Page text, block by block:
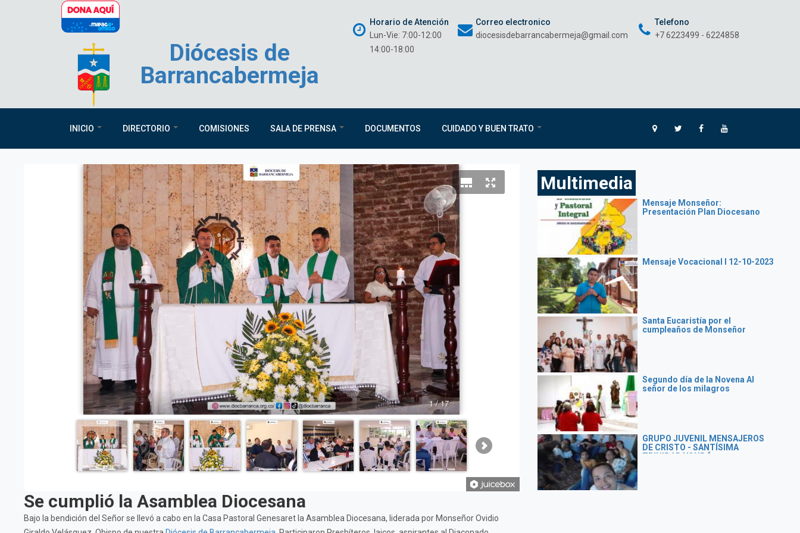
Pasar al contenido principal
Diócesis de
Barrancabermeja
Horario de Atención
Lun-Vie: 7:00-12:00
14:00-18:00
Correo electronico
diocesisdebarrancabermeja@gmail.com
Telefono
+7 6223499 - 6224858
INICIO DIRECTORIO COMISIONES SALA DE PRENSA DOCUMENTOS CUIDADO Y BUEN TRATO
Se cumplió la Asamblea Diocesana
Bajo la bendición del Señor se llevó a cabo en la Casa Pastoral Genesaret la Asamblea Diocesana, liderada por Monseñor Ovidio
Multimedia
Mensaje Monseñor:
Presentación Plan Diocesano
Mensaje Vocacional I 12-10-2023
Santa Eucaristía por el
cumpleaños de Monseñor
Segundo día de la Novena Al
señor de los milagros
GRUPO JUVENIL MENSAJEROS
DE CRISTO - SANTÍSIMA
TRINIDAD YONDÓ